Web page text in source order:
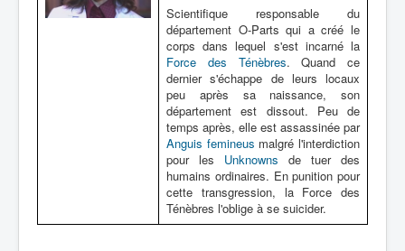
Scientifique responsable du
département O-Parts qui a créé le
corps dans lequel s'est incarné la
Force des Ténèbres. Quand ce
dernier s'échappe de leurs locaux
peu après sa naissance, son
département est dissout. Peu de
temps après, elle est assassinée par
Anguis femineus malgré l'interdiction
pour les Unknowns de tuer des
humains ordinaires. En punition pour
cette transgression, la Force des
Ténèbres l'oblige à se suicider.